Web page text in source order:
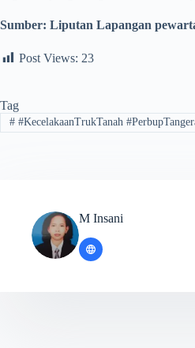
Sumber: Liputan Lapangan
Post Views: 23
Tag
##KecelakaanTrukTanah
M Insani